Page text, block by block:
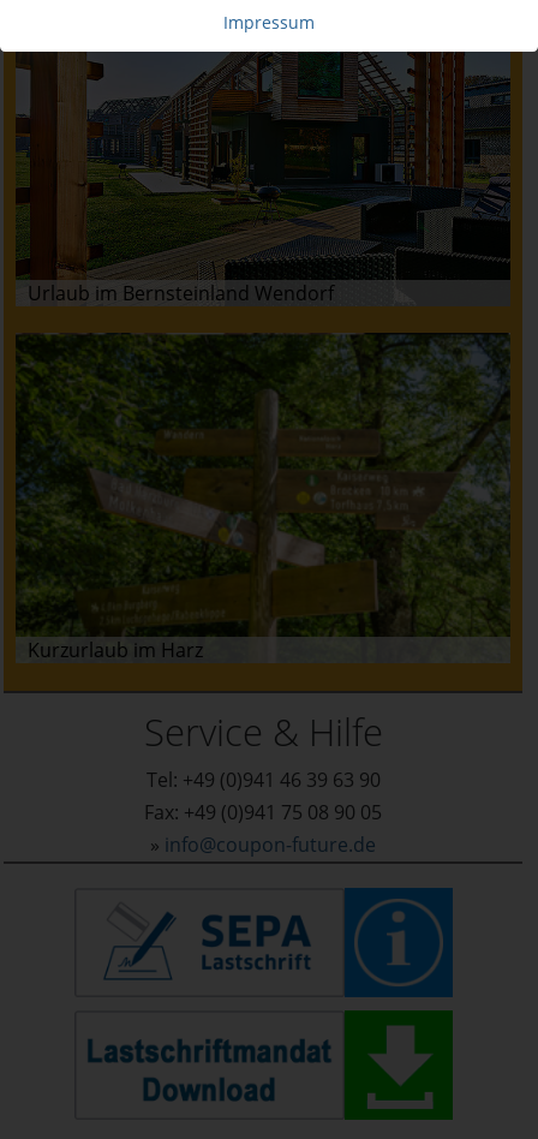
Impressum
Urlaub im Bernsteinland Wendorf
Kurzurlaub im Harz
Service & Hilfe
Tel: +49 (0)941 46 39 63 90
Fax: +49 (0)941 75 08 90 05
» info@coupon-future.de